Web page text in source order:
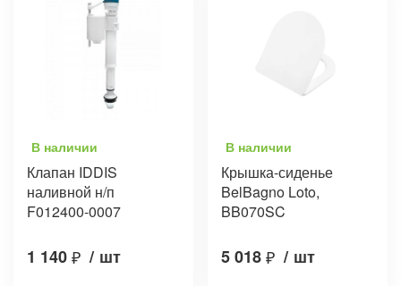
В наличии
Клапан IDDIS
наливной н/п
F012400-0007
1 140₽ / шт
В наличии
Крышка-сиденье
BelBagno Loto,
BB070SC
5 018₽ / шт